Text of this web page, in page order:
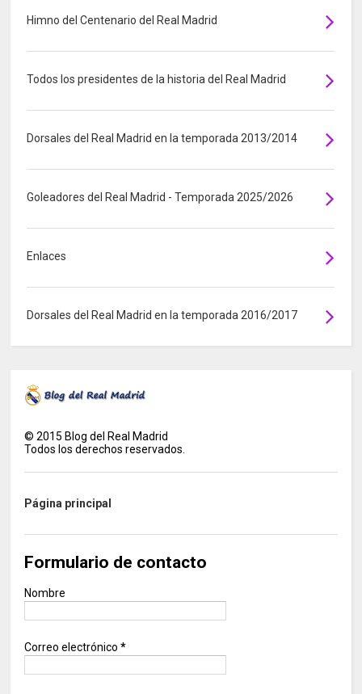
Himno del Centenario del Real Madrid
Todos los presidentes de la historia del Real Madrid
Dorsales del Real Madrid en la temporada 2013/2014
Goleadores del Real Madrid - Temporada 2025/2026
Enlaces
Dorsales del Real Madrid en la temporada 2016/2017
©2015 Blog del Real Madrid
Todos los derechos reservados.
Página principal
Formulario de contacto
Nombre
Correo electrónico*